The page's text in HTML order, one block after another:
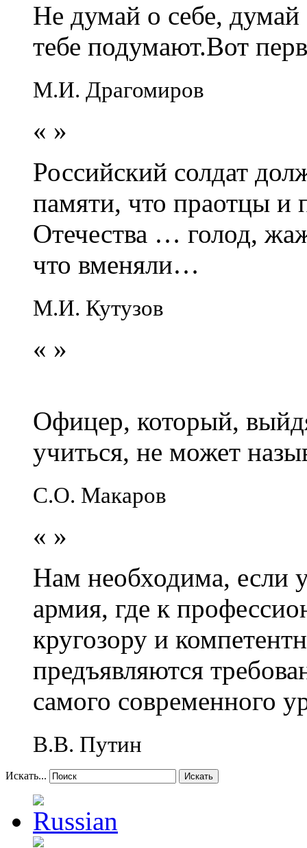
Не думай о себе,
тебе подумают.Вот
М.И. Драгомиров
« »
Российский солдат
памяти, что праотцы и
Отечества … голод,
что вменяли…
М.И. Кутузов
« »
Офицер, который,
учиться, не может
С.О. Макаров
« »
Нам необходима, если
армия, где к
кругозору и
предъявляются
самого современного
В.В. Путин
Искать... Искать